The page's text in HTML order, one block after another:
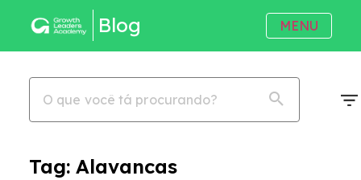
Blog MENU
Tag: Alavancas